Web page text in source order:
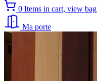
0 Items in cart, view bag
Ma porte